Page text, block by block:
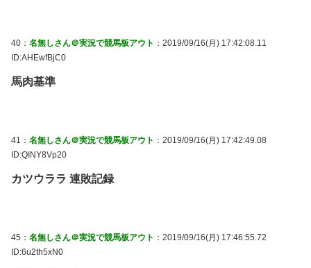
40： 名無しさん＠実況で競馬板アウト ：2019/09/16(月) 17:42:08.11
ID:AHEwfBjC0
馬肉基準
41： 名無しさん＠実況で競馬板アウト ：2019/09/16(月) 17:42:49.08
ID:QINY8Vp20
カツウララ 連敗記録
45： 名無しさん＠実況で競馬板アウト ：2019/09/16(月) 17:46:55.72
ID:6u2th5xN0